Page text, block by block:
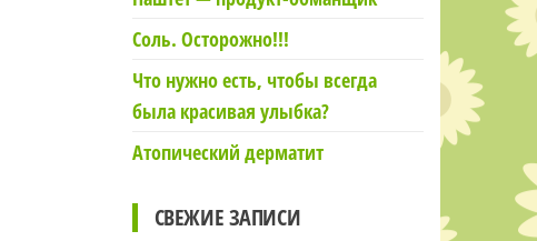
Соль. Осторожно!!!
Что нужно есть, чтобы всегда
была красивая улыбка?
Атопический дерматит
СВЕЖИЕ ЗАПИСИ